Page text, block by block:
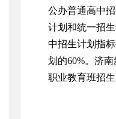
公办普通高中
计划和统一招
中招生计划指
划的60%。济
职业教育班招生